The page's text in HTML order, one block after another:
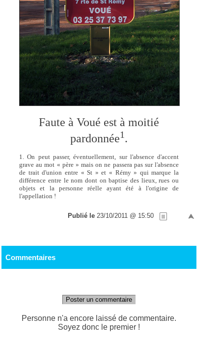
Faute à Voué est à moitié
pardonnée1.
1. On peut passer, éventuellement, sur l'absence d'accent
grave au mot « père » mais on ne passera pas sur l'absence
de trait d'union entre « St » et « Rémy » qui marque la
différence entre le nom dont on baptise des lieux, rues ou
objets et la personne réelle ayant été à l'origine de
l'appellation !
Publié le 23/10/2011 @ 15:50
Commentaires
Poster un commentaire
Personne n'a encore laissé de commentaire.
Soyez donc le premier !